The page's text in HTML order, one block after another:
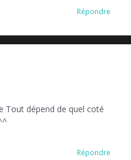
Répondre
Tout dépend de quel coté
Répondre